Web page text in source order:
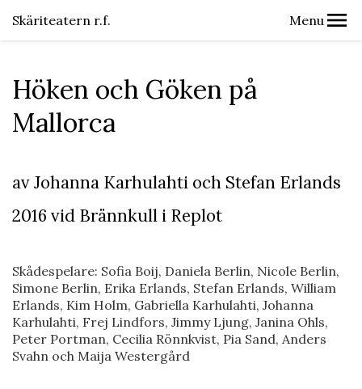
Skäriteatern r.f. Menu
Höken och Göken på
Mallorca
av Johanna Karhulahti och Stefan Erlands
2016 vid Brännkull i Replot
Skådespelare: Sofia Boij, Daniela Berlin, Nicole Berlin,
Simone Berlin, Erika Erlands, Stefan Erlands, William
Erlands, Kim Holm, Gabriella Karhulahti, Johanna
Karhulahti, Frej Lindfors, Jimmy Ljung, Janina Ohls,
Peter Portman, Cecilia Rönnkvist, Pia Sand, Anders
Svahn och Maija Westergård